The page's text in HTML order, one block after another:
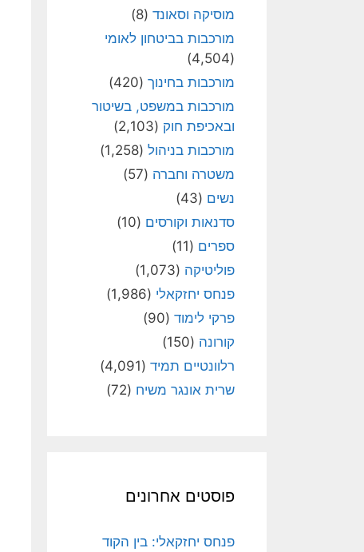
מוסיקה וסאונד (8)
מורכבות בביטחון לאומי
(4,504)
מורכבות בחינוך (420)
מורכבות במשפט, בשיטור
ובאכיפת חוק (2,103)
מורכבות בניהול (1,258)
משטרה וחברה (57)
נשים (43)
סדנאות וקורסים (10)
ספרים (11)
פוליטיקה (1,073)
פנחס יחזקאלי (1,986)
פרקי לימוד (90)
קורונה (150)
רלוונטיים תמיד (4,091)
שרית אונגר משיח (72)
פוסטים אחרונים
פנחס יחזקאלי: בין הקוד